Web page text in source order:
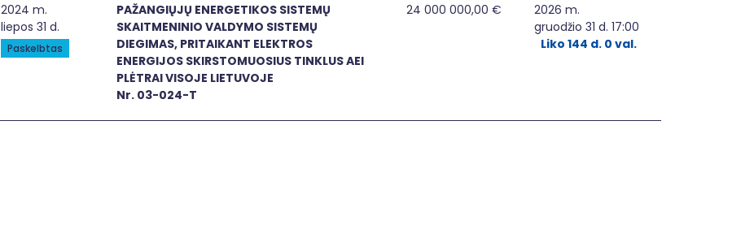
PAŽANGIŲJŲ ENERGETIKOS SISTEMŲ SKAITMENINIO VALDYMO SISTEMŲ DIEGIMAS, PRITAIKANT ELEKTROS ENERGIJOS
2024 m.
liepos 31 d.
Paskelbtas
PAŽANGIŲJŲ ENERGETIKOS SISTEMŲ
SKAITMENINIO VALDYMO SISTEMŲ
DIEGIMAS, PRITAIKANT ELEKTROS
ENERGIJOS SKIRSTOMUOSIUS TINKLUS AEI
PLĖTRAI VISOJE LIETUVOJE
Nr. 03-024-T
24 000 000,00 €
2026 m.
gruodžio 31 d. 17:00
Liko 144 d. 0 val.